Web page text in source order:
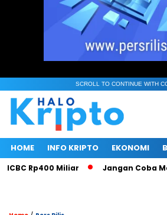
SCROLL TO CONTINUE WITH
HOME INFO KRIPTO EKONOMI
Rp400 Miliar Jangan Coba Main-